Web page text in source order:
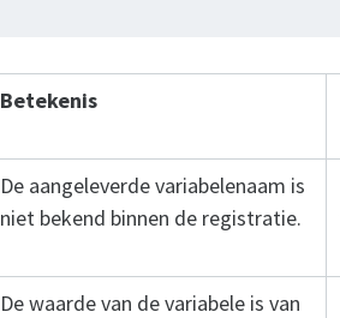
Betekenis
De aangeleverde variabelenaam is
niet bekend binnen de registratie.
De waarde van de variabele is van